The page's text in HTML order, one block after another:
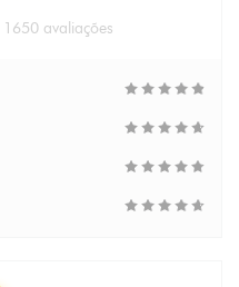
1650 avaliações